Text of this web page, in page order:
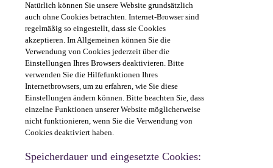
Natürlich können Sie unsere Website grundsätzlich
auch ohne Cookies betrachten. Internet-Browser sind
regelmäßig so eingestellt, dass sie Cookies
akzeptieren. Im Allgemeinen können Sie die
Verwendung von Cookies jederzeit über die
Einstellungen Ihres Browsers deaktivieren. Bitte
verwenden Sie die Hilfefunktionen Ihres
Internetbrowsers, um zu erfahren, wie Sie diese
Einstellungen ändern können. Bitte beachten Sie, dass
einzelne Funktionen unserer Website möglicherweise
nicht funktionieren, wenn Sie die Verwendung von
Cookies deaktiviert haben.
Speicherdauer und eingesetzte Cookies: